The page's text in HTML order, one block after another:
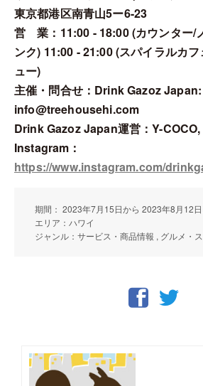
東京都港区南青山5ー6-23
営 業：11:00 - 18:00 (カウンター/
ンク) 11:00 - 21:00 (スパイラルカ
ュー)
主催・問合せ：Drink Gazoz
info@treehousehi.com
Drink Gazoz Japan運営：Y-
Instagram：
https://www.instagram.com/
期間： 2023年7月15日から 2023年8月12
エリア：ハワイ
ジャンル：サービス・商品情報 , グルメ・